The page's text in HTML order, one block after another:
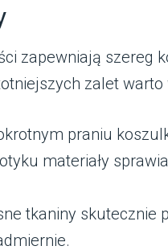
zapewniają szereg
zalet warto
praniu
materiały
tkaniny skutecznie